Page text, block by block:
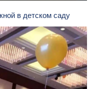
в детском саду